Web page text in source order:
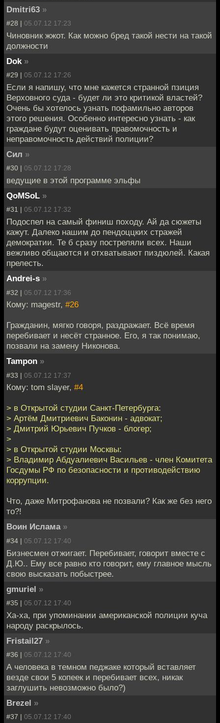
Dmitri63 »
#28 | 05.07.12 17:23
Чиновник жжот. Как можно бред такой нести на такой
должности
Dok »
#29 | 05.07.12 17:26
Если я напишу, что мне кажется странной пзиция
Верховного суда - будет ли это критикой властей?
Очень бы хотелось узнать пофамильно авторов
этого решения. Особенно интересно узнать - как
граждане будут оценивать правомочность и
неправомочность действий полиции?
Сил »
#30 | 05.07.12 17:28
ведущие в этой программе эльфы
QoMSoL »
#31 | 05.07.12 17:32
Подоспел на самый финиш походу. Ай да сюжеты
кажут. Далеко нашим до пендоццких стражей
демократии. Те б сразу постреляли всех. Наши
вежливо общаются и отхватывают пиздюлей. Какая
прелесть.
Andrei-s »
#32 | 05.07.12 17:36
Кому: magestr, #26
Гражданин, мягко говоря, раздражает. Всё время
перебивает и несёт странное. Его, я так понимаю,
позвали на замену Никонова.
Tampon »
#33 | 05.07.12 17:37
Кому: tom slayer, #4
> в Открытой студии Санкт-Петербурга:
> Артём Дмитриевич Баконин - адвокат;
> Дмитрий Юрьевич Пучков - блогер;
>
> в Открытой студии Москвы:
> Владимир Абдуалиевич Васильев - член Комитета
Госдумы РФ по безопасности и противодействию
коррупции.
Что, даже Митрофанова не позвали? Как же без него
то?!
Воин Ислама »
#34 | 05.07.12 17:40
Бизнесмен отжигает. Перебивает, говорит вместе с
Д.Ю.. Ему все равно кто говорит, ему главное мысль
свою высказать побыстрее.
gmuriel »
#35 | 05.07.12 17:40
Ха-ха, при упоминании американской полиции куча
народу раскрылось.
Fristail27 »
#36 | 05.07.12 17:40
А человека в темном педжаке который вставляет
везде свои 5 копеек и перебивает всех, никак
заглушить невозможно было?)
Brezel »
#37 | 05.07.12 17:40